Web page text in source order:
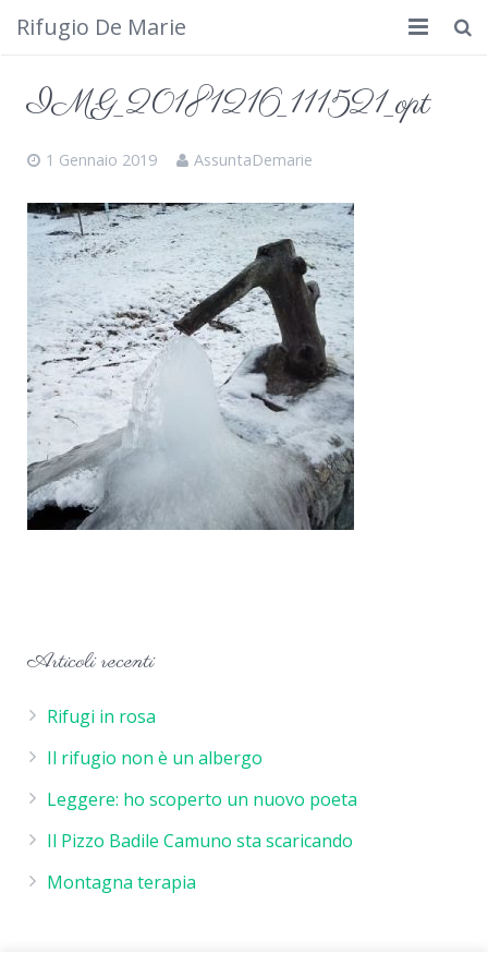
Rifugio De Marie
Cosa fare
Calendario
Foto
Cimbergo da vedere
Contatti
IMG_20181216_111521_opt
1 Gennaio 2019 AssuntaDemarie
Articoli recenti
Rifugi in rosa
Il rifugio non è un albergo
Leggere: ho scoperto un nuovo poeta
Il Pizzo Badile Camuno sta scaricando
Montagna terapia